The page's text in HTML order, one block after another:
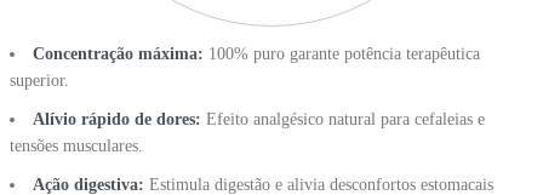
Concentração máxima: 100% puro garante potência terapêutica
superior.
Alívio rápido de dores: Efeito analgésico natural para cefaleias e
tensões musculares.
Ação digestiva: Estimula digestão e alivia desconfortos estomacais